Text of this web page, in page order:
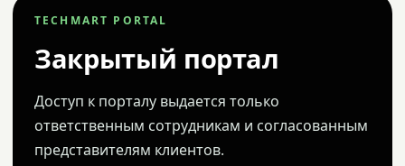
TECHMART PORTAL
Закрытый портал
Доступ к порталу выдается только
ответственным сотрудникам и согласованным
представителям клиентов.